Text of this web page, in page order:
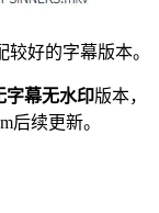
好的字幕版本。
字幕无水印版本，
后续更新。